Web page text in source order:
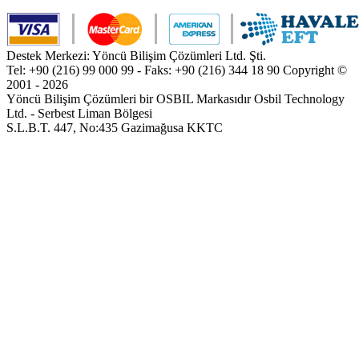
Destek Merkezi: Yöncü Bilişim Çözümleri Ltd. Şti.
Tel: +90 (216) 99 000 99 - Faks: +90 (216) 344 18 90 Copyright ©
2001 - 2026
Yöncü Bilişim Çözümleri bir OSBIL Markasıdır Osbil Technology
Ltd. - Serbest Liman Bölgesi
S.L.B.T. 447, No:435 Gazimağusa KKTC